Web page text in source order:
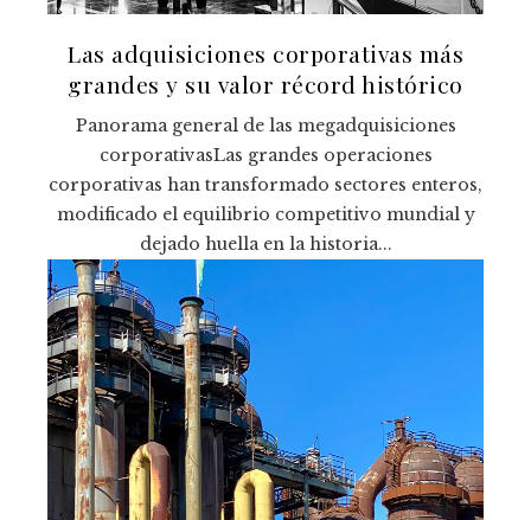
Las adquisiciones corporativas más
grandes y su valor récord histórico
Panorama general de las megadquisiciones
corporativasLas grandes operaciones
corporativas han transformado sectores enteros,
modificado el equilibrio competitivo mundial y
dejado huella en la historia...